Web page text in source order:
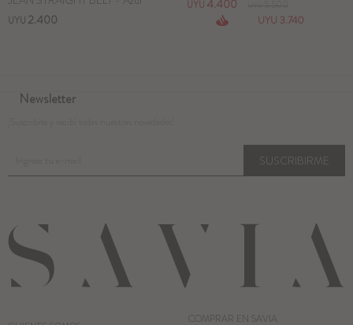
UYU 2.400
UYU 4.400
UYU 3.740
Newsletter
SUSCRIBIRME
COMPRAR EN SAVIA